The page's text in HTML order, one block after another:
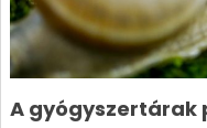
A gyógyszertárak